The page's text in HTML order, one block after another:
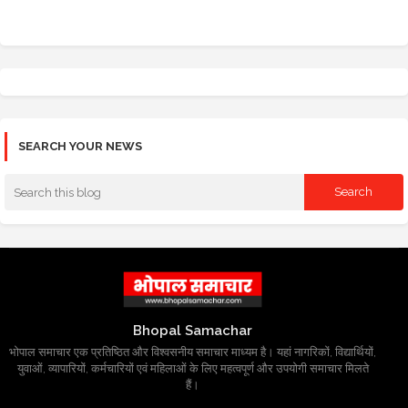
SEARCH YOUR NEWS
Bhopal Samachar
भोपाल समाचार एक प्रतिष्ठित और विश्वसनीय समाचार माध्यम है। यहां नागरिकों, विद्यार्थियों,
युवाओं, व्यापारियों, कर्मचारियों एवं महिलाओं के लिए महत्वपूर्ण और उपयोगी समाचार मिलते
हैं।